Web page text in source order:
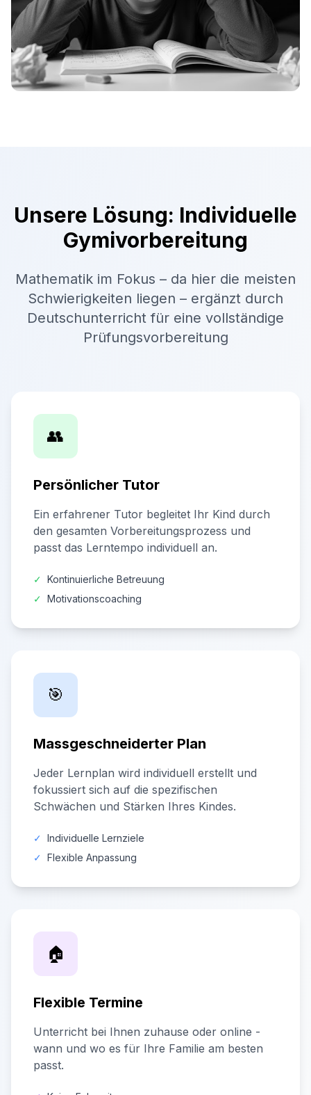
Unsere Lösung: Individuelle
Gymivorbereitung
Mathematik im Fokus – da hier die meisten
Schwierigkeiten liegen – ergänzt durch
Deutschunterricht für eine vollständige
Prüfungsvorbereitung
👥
Persönlicher Tutor
Ein erfahrener Tutor begleitet Ihr Kind durch
den gesamten Vorbereitungsprozess und
passt das Lerntempo individuell an.
✓ Kontinuierliche Betreuung
✓ Motivationscoaching
🎯
Massgeschneiderter Plan
Jeder Lernplan wird individuell erstellt und
fokussiert sich auf die spezifischen
Schwächen und Stärken Ihres Kindes.
✓ Individuelle Lernziele
✓ Flexible Anpassung
🏠
Flexible Termine
Unterricht bei Ihnen zuhause oder online -
wann und wo es für Ihre Familie am besten
passt.